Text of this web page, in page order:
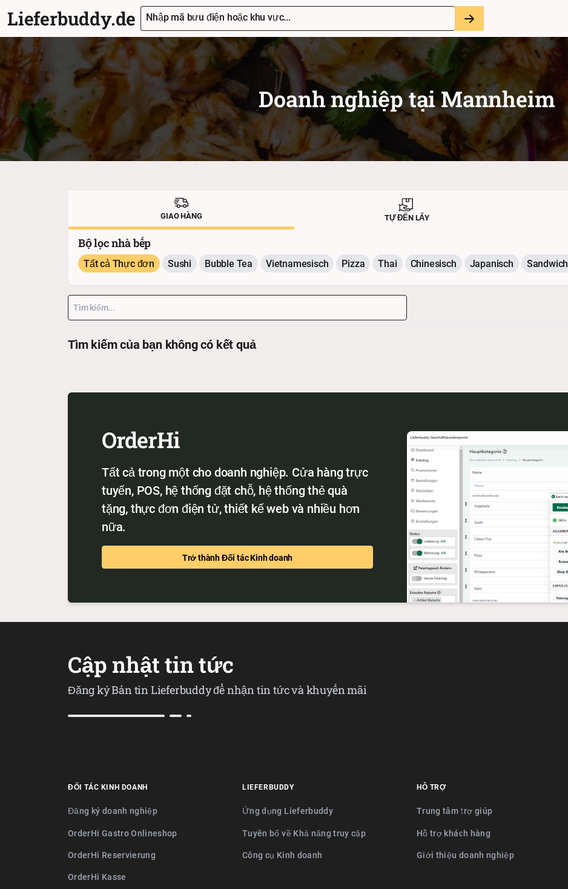
Lieferbuddy.de Nhập mã bưu điện hoặc khu vực...
Doanh nghiệp tạiMannheim
GIAO HÀNG TỰ ĐẾN LẤY
Bộ lọc nhà bếp
Tất cả Thực đơn Sushi Bubble Tea Vietnamesisch Pizza Thai Chinesisch Japanisch Sandwich
Tìm kiếm của bạn không có kết quả
OrderHi
Tất cả trong một cho doanh nghiệp. Cửa hàng trực
tuyến, POS, hệ thống đặt chỗ, hệ thống thẻ quà
tặng, thực đơn điện tử, thiết kế web và nhiều hơn
nữa.
Trở thành Đối tác Kinh doanh
Cập nhật tin tức
Đăng ký Bản tin Lieferbuddy để nhận tin tức và khuyến mãi
ĐỐI TÁC KINH DOANH
Đăng ký doanh nghiệp
OrderHi Gastro Onlineshop
OrderHi Reservierung
OrderHi Kasse
LIEFERBUDDY
Ứng dụng Lieferbuddy
Tuyên bố về Khả năng truy cập
Công cụ Kinh doanh
HỖ TRỢ
Trung tâm trợ giúp
Hỗ trợ khách hàng
Giới thiệu doanh nghiệp